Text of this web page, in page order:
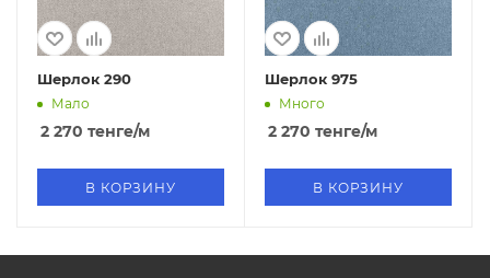
Шерлок 290
Мало
2 270 тенге/м
В КОРЗИНУ
Шерлок 975
Много
2 270 тенге/м
В КОРЗИНУ